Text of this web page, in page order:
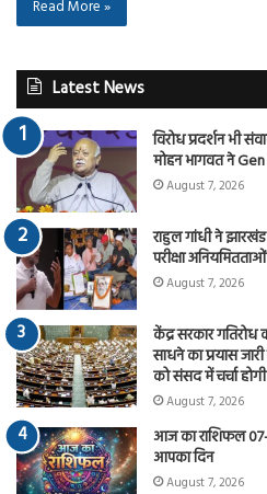
Read More »
Latest News
विरोध प्रदर्शन भी
मोहन भागवत ने
August 7, 2026
राहुल गांधी ने
परीक्षा
August 7, 2026
केंद्र सरकार
साधने का प्रयास
को संसद में चर्चा होगी
August 7, 2026
आज का राशिफल
आपका दिन
August 7, 2026